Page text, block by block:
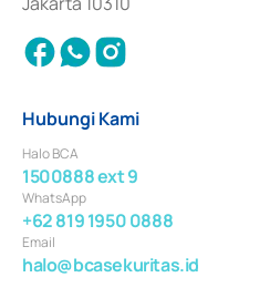
Hubungi Kami
Halo BCA
1500888 ext 9
WhatsApp
+62 819 1950 0888
Email
halo@bcasekuritas.id